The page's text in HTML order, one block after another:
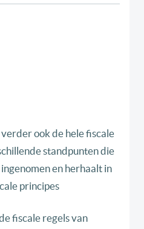
ook de hele fiscale
standpunten die
en herhaalt in
principes
fiscale regels van